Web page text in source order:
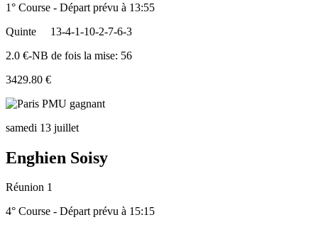
1° Course - Départ prévu à 13:55
Quinte
13-4-1-10-2-7-6-3
2.0 €-NB de fois la mise: 56
3429.80 €
samedi 13 juillet
Enghien Soisy
Réunion 1
4° Course - Départ prévu à 15:15